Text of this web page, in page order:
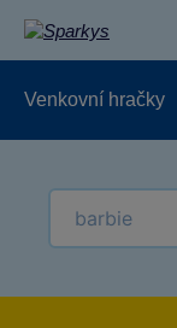
Venkovní hračky